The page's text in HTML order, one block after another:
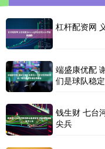
杠杆配资网
端盛康优配
们是球队稳
钱生财 七台
尖兵